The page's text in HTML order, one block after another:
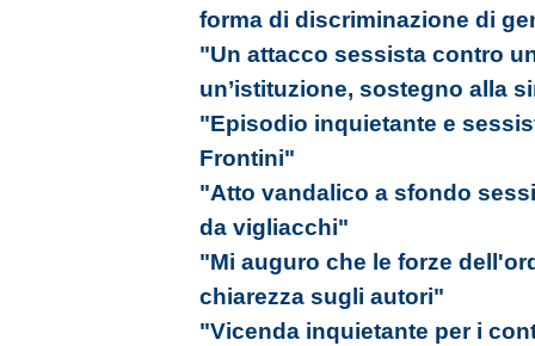
forma di discriminazione di
"Un attacco sessista contro
un’istituzione, sostegno alla
"Episodio inquietante e
Frontini"
"Atto vandalico a sfondo
da vigliacchi"
"Mi auguro che le forze
chiarezza sugli autori"
"Vicenda inquietante per i